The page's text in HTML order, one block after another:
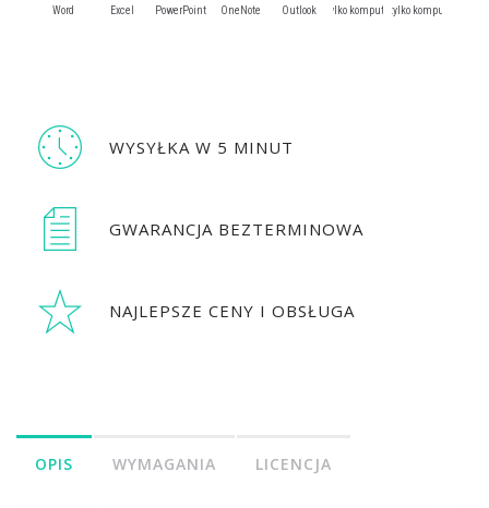
Word Excel PowerPoint OneNote OutlookAccess (tylko komputery PC)
Publisher (tylko komputery
WYSYŁKA W 5 MINUT
GWARANCJA BEZTERMINOWA
NAJLEPSZE CENY I OBSŁUGA
OPIS WYMAGANIA LICENCJA